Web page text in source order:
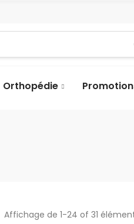
Orthopédie
Affichage de 1-24 of 31